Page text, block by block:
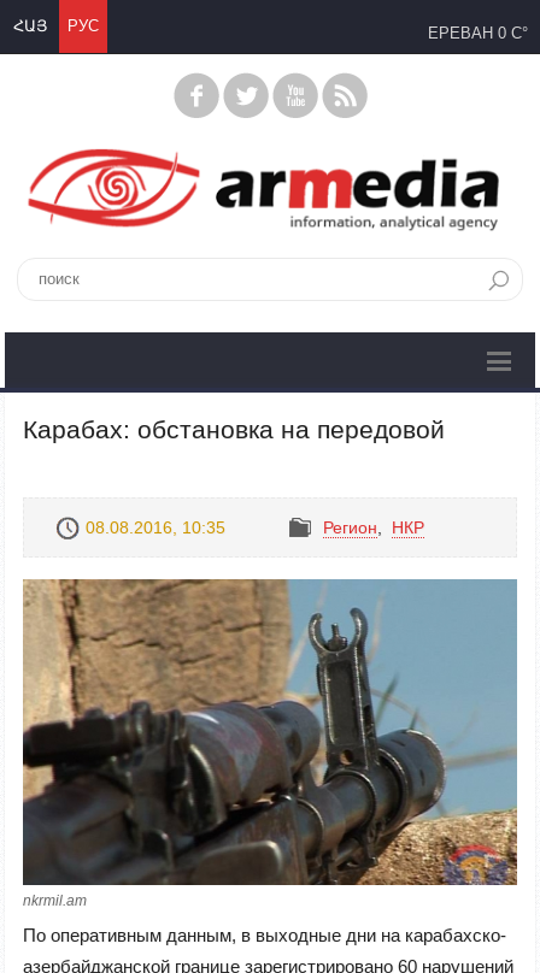
ՀԱՅ РУС ЕРЕВАН 0 C°
Карабах: обстановка на передовой
08.08.2016, 10:35 Регион НКР
nkrmil.am
По оперативным данным, в выходные дни на карабахско-
азербайджанской границе зарегистрировано 60 нарушений